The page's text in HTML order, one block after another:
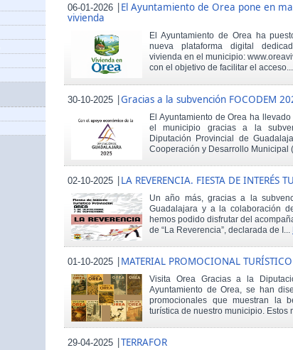
06-01-2026 |El Ayuntamiento de Orea pone en
vivienda
El Ayuntamiento de Orea ha
nueva plataforma digital
vivienda en el municipio:
con el objetivo de facilitar el acceso...
30-10-2025 |Gracias a la subvención FOCODEM
El Ayuntamiento de Orea ha
el municipio gracias a la
Diputación Provincial de
Cooperación y Desarrollo Municipal
02-10-2025 |LA REVERENCIA. FIESTA DE INTERÉS
Un año más, gracias a la
Guadalajara y a la colaboración
hemos podido disfrutar del
de “La Reverencia”, declarada de I...
01-10-2025 |MATERIAL PROMOCIONAL TURÍSTICO
Visita Orea Gracias a la
Ayuntamiento de Orea, se han
promocionales que muestran la
turística de nuestro municipio. Estos
29-04-2025 |TERRAFOR